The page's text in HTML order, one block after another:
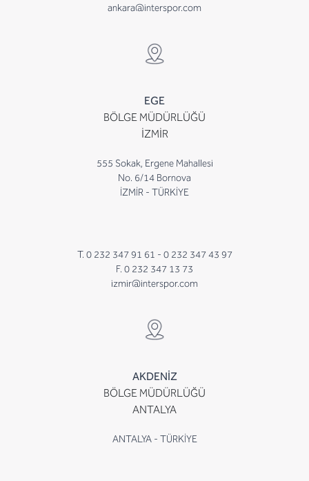
ankara@interspor.com
EGE
BÖLGE MÜDÜRLÜĞÜ
İZMİR
555 Sokak, Ergene Mahallesi
No. 6/14 Bornova
İZMİR - TÜRKİYE
T. 0 232 347 91 61 - 0 232 347 43 97
F. 0 232 347 13 73
izmir@interspor.com
AKDENİZ
BÖLGE MÜDÜRLÜĞÜ
ANTALYA
ANTALYA - TÜRKİYE